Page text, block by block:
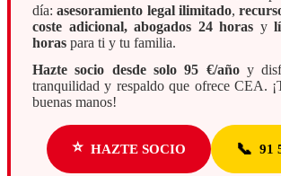
día:asesoramiento legal ilimitado,
coste adicional, abogados 24 horas y
horas para ti y tu familia.
Hazte socio desde solo 95 €/añoy
tranquilidad y respaldo que ofrece CEA.
buenas manos!
⭐ HAZTE SOCIO 📞 91